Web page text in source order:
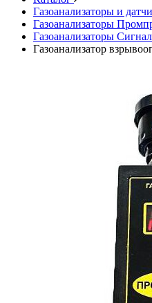
Газоанализаторы и
Газоанализаторы
Газоанализаторы
Газоанализатор